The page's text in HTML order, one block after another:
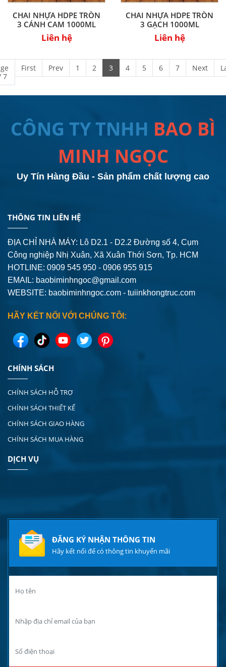
CHAI NHỰA HDPE TRÒN
3 CÁNH CAM 1000ML
Liên hệ
CHAI NHỰA HDPE TRÒN
3 GẠCH 1000ML
Liên hệ
7
First Prev 1 2 3 4 5 6 7 Next
CÔNG TY TNHH BAO BÌ
MINH NGỌC
Uy Tín Hàng Đầu - Sản phẩm chất lượng cao
THÔNG TIN LIÊN HỆ
ĐỊA CHỈ NHÀ MÁY: Lô D2.1 - D2.2 Đường số 4, Cụm
Công nghiệp Nhị Xuân, Xã Xuân Thới Sơn, Tp. HCM
HOTLINE: 0909 545 950 - 0906 955 915
EMAIL: baobiminhngoc@gmail.com
WEBSITE: baobiminhngoc.com - tuiinkhongtruc.com
HÃY KẾT NỐI VỚI CHÚNG TÔI:
CHÍNH SÁCH
CHÍNH SÁCH HỖ TRỢ
CHÍNH SÁCH THIẾT KẾ
CHÍNH SÁCH GIAO HÀNG
CHÍNH SÁCH MUA HÀNG
DỊCH VỤ
ĐĂNG KÝ NHẬN THÔNG TIN
Hãy kết nối để có thông tin khuyến mãi